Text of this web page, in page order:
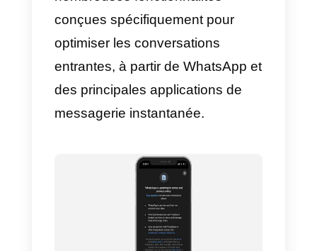
La versionWhatsApp Business
est la version gratuite
aux petites et moyennes
entreprises, elle permet de saisir
d’intégrer un catalogue de
produits et d’ajouter des
étiquettes aux utilisateurs.